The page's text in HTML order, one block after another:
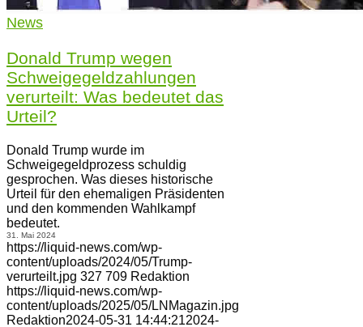
News
Donald Trump wegen
Schweigegeldzahlungen
verurteilt: Was bedeutet das
Urteil?
Donald Trump wurde im
Schweigegeldprozess schuldig
gesprochen. Was dieses historische
Urteil für den ehemaligen Präsidenten
und den kommenden Wahlkampf
bedeutet.
31. Mai 2024
https://liquid-news.com/wp-
content/uploads/2024/05/Trump-
verurteilt.jpg 327 709 Redaktion
https://liquid-news.com/wp-
content/uploads/2025/05/LNMagazin.jpg
Redaktion2024-05-31 14:44:212024-